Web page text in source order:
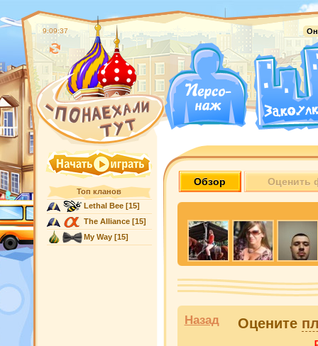
9:09:38
Топ кланов
Lethal Bee[15]
The Alliance[15]
My Way[15]
Обзор Оценить
Назад Оцените